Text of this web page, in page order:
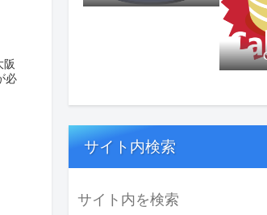
阪
必
サイト内検索